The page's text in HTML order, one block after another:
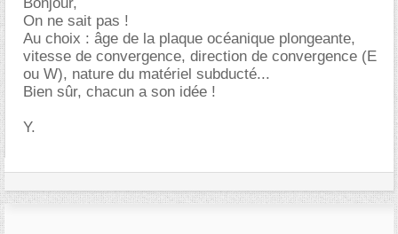
On ne sait pas !
Au choix : âge de la plaque océanique plongeante,
vitesse de convergence, direction de convergence (E
ou W), nature du matériel subducté...
Bien sûr, chacun a son idée !
Y.